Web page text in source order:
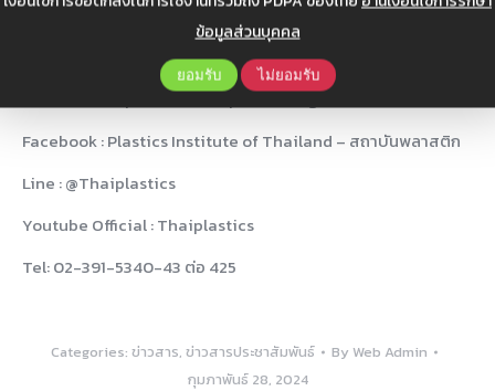
ข้อมูลส่วนบุคคล
ยอมรับ ไม่ยอมรับ
.
สอบถามข้อมูลเพิ่มเติม ติดต่อ ศูนย์อบรมฯ สถาบันพลาสติก
Website > https://www.thaiplastics.org/
Facebook : Plastics Institute of Thailand – สถาบันพลาสติก
Line : @Thaiplastics
Youtube Official : Thaiplastics
Tel: 02-391-5340-43 ต่อ 425
Categories: ข่าวสาร, ข่าวสารประชาสัมพันธ์ By Web Admin
กุมภาพันธ์ 28, 2024